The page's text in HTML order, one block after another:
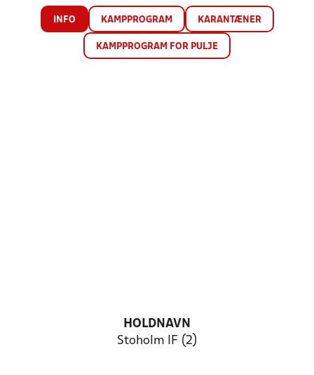
INFO KAMPPROGRAM KARANTÆNER
KAMPPROGRAM FOR PULJE
HOLDNAVN
Stoholm IF (2)